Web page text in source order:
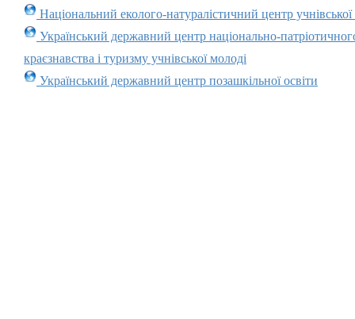
Національний еколого-натуралістичний центр учнівської
Український державний центр національно-
краєзнавства і туризму учнівської молоді
Український державний центр позашкільної освіти